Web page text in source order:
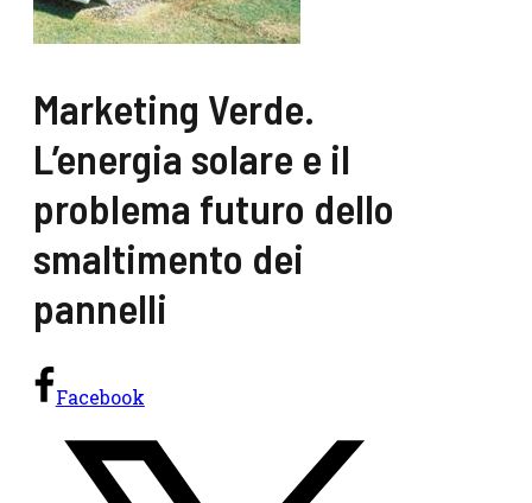
Marketing Verde.
L’energia solare e il
problema futuro dello
smaltimento dei
pannelli
Facebook